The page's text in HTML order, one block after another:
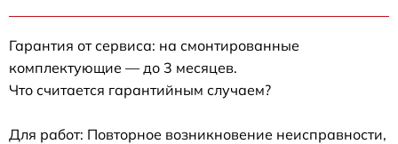
Гарантия от сервиса: на смонтированные
комплектующие — до 3 месяцев.
Что считается гарантийным случаем?
Для работ: Повторное возникновение неисправности,